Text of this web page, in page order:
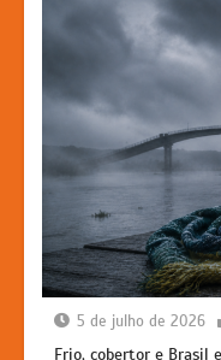
5 de julho de 2026
Frio, cobertor e Brasil